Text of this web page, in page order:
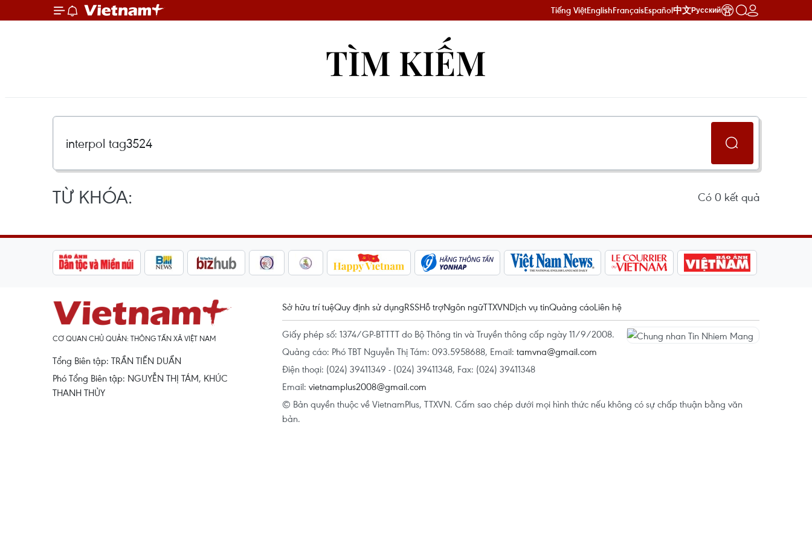
Tiếng ViệtEnglishFrançaisEspañol中文Русский
TÌM KIẾM
TỪ KHÓA: Có 0 kết quả
CƠ QUAN CHỦ QUẢN: THÔNG TẤN XÃ VIỆT NAM
Tổng Biên tập: TRẦN TIẾN DUẨN
Phó Tổng Biên tập: NGUYỄN THỊ TÁM, KHÚC
THANH THỦY
Sở hữu trí tuệQuy định sử dụngRSSHỗ trợNgôn ngữTTXVNDịch vụ tinQuảng cáoLiên hệ
Giấy phép số: 1374/GP-BTTTT do Bộ Thông tin và Truyền thông cấp ngày 11/9/2008.
Quảng cáo: Phó TBT Nguyễn Thị Tám: 093.5958688, Email: tamvna@gmail.com
Điện thoại: (024) 39411349 - (024) 39411348, Fax: (024) 39411348
Email: vietnamplus2008@gmail.com
© Bản quyền thuộc về VietnamPlus, TTXVN. Cấm sao chép dưới mọi hình thức nếu không có sự chấp thuận bằng văn
bản.